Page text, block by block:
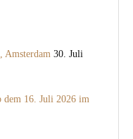
Amsterdam 30. Juli
dem 16. Juli 2026 im